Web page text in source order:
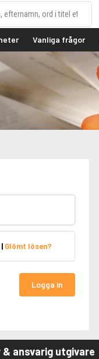
Vanliga frågor
| Glömt lösen?
Logga in
ansvarig utgivare